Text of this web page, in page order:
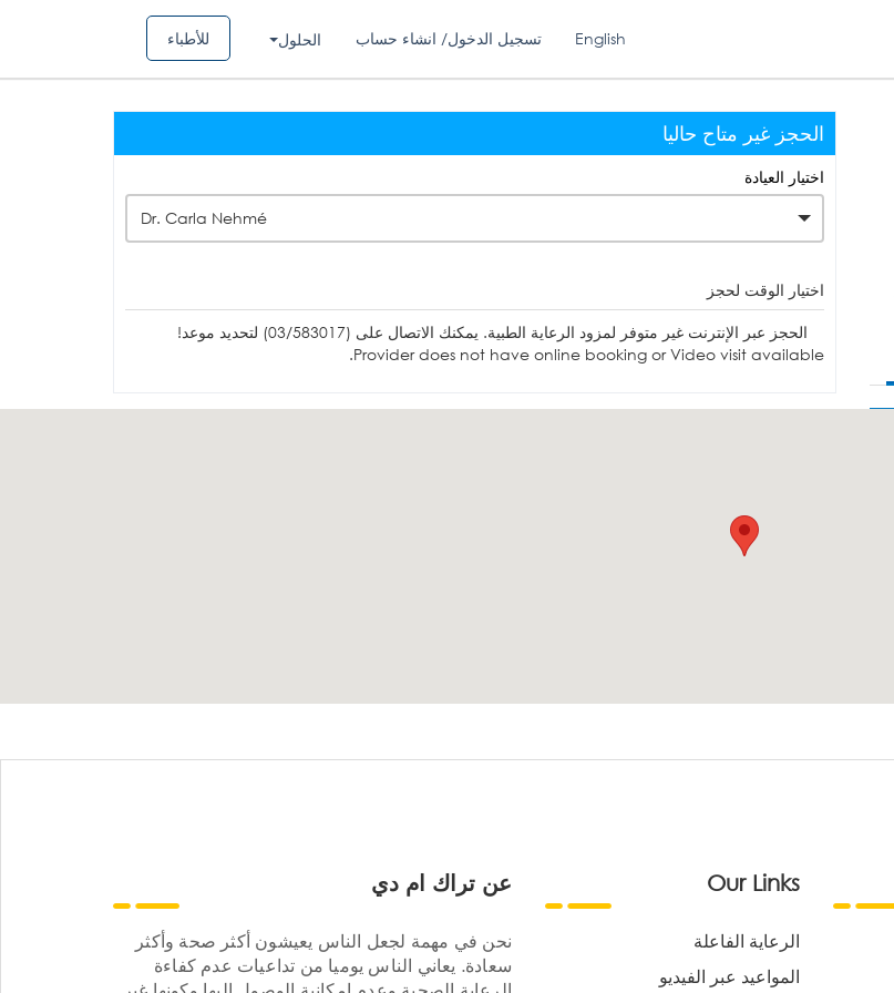
للأطباء الحلول تسجيل الدخول/ انشاء حساب English
الحجز غير متاح حاليا
اختيار العيادة
Dr. Carla Nehmé
اختيار الوقت لحجز
الحجز عبر الإنترنت غير متوفر لمزود الرعاية الطبية. يمكنك الاتصال على (03/583017) لتحديد موعد!
Provider does not have online booking or Video visit available.
عن تراك ام دي
نحن في مهمة لجعل الناس يعيشون أكثر صحة وأكثر
سعادة. يعاني الناس يوميا من تداعيات عدم كفاءة
Our Links
الرعاية الفاعلة
المواعيد عبر الفيديو